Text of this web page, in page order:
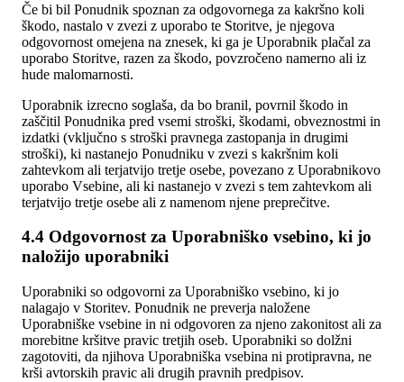
Če bi bil Ponudnik spoznan za odgovornega za kakršno koli
škodo, nastalo v zvezi z uporabo te Storitve, je njegova
odgovornost omejena na znesek, ki ga je Uporabnik plačal za
uporabo Storitve, razen za škodo, povzročeno namerno ali iz
hude malomarnosti.
Uporabnik izrecno soglaša, da bo branil, povrnil škodo in
zaščitil Ponudnika pred vsemi stroški, škodami, obveznostmi in
izdatki (vključno s stroški pravnega zastopanja in drugimi
stroški), ki nastanejo Ponudniku v zvezi s kakršnim koli
zahtevkom ali terjatvijo tretje osebe, povezano z Uporabnikovo
uporabo Vsebine, ali ki nastanejo v zvezi s tem zahtevkom ali
terjatvijo tretje osebe ali z namenom njene preprečitve.
4.4 Odgovornost za Uporabniško vsebino, ki jo
naložijo uporabniki
Uporabniki so odgovorni za Uporabniško vsebino, ki jo
nalagajo v Storitev. Ponudnik ne preverja naložene
Uporabniške vsebine in ni odgovoren za njeno zakonitost ali za
morebitne kršitve pravic tretjih oseb. Uporabniki so dolžni
zagotoviti, da njihova Uporabniška vsebina ni protipravna, ne
krši avtorskih pravic ali drugih pravnih predpisov.